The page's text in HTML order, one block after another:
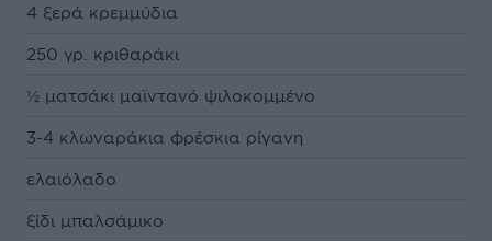
4 ξερά κρεμμύδια
250 γρ. κριθαράκι
½ ματσάκι μαϊντανό ψιλοκομμένο
3-4 κλωναράκια φρέσκια ρίγανη
ελαιόλαδο
ξίδι μπαλσάμικο